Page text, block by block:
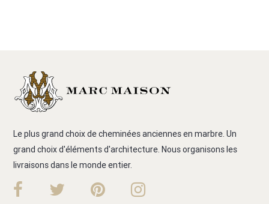
Le plus grand choix de cheminées anciennes en marbre. Un
grand choix d'éléments d'architecture. Nous organisons les
livraisons dans le monde entier.